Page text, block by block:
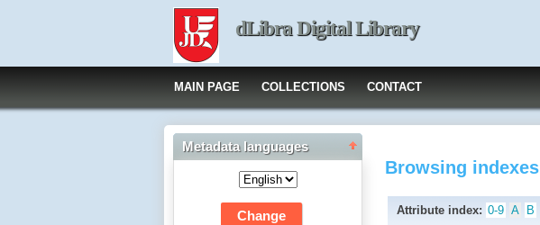
dLibra Digital Library
MAIN PAGE COLLECTIONS CONTACT
Metadata languages
Browsing indexes
Attribute index: 0-9 A B